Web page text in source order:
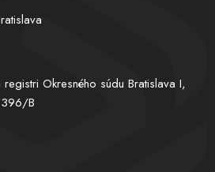
Okresného súdu Bratislava I,
B